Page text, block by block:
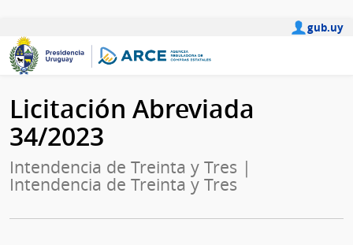
gub.uy
Licitación Abreviada
34/2023
Intendencia de Treinta y Tres |
Intendencia de Treinta y Tres